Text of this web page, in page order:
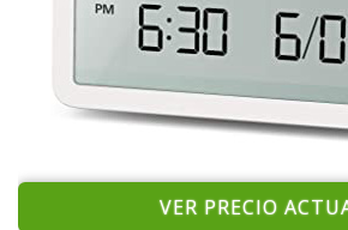
VER PRECIO